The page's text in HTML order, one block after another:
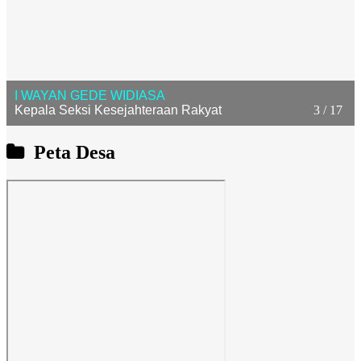
3 / 17
I WAYAN GEDE WIDIASA
Kepala Seksi Kesejahteraan Rakyat
Peta Desa